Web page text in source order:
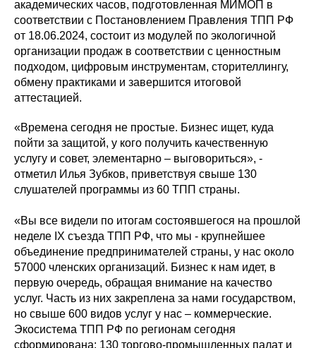
академических часов, подготовленная МИМОП в
соответствии с Постановлением Правления ТПП РФ
от 18.06.2024, состоит из модулей по экологичной
организации продаж в соответствии с ценностным
подходом, цифровым инструментам, сторителлингу,
обмену практиками и завершится итоговой
аттестацией.
«Времена сегодня не простые. Бизнес ищет, куда
пойти за защитой, у кого получить качественную
услугу и совет, элементарно – выговориться», -
отметил Илья Зубков, приветствуя свыше 130
слушателей программы из 60 ТПП страны.
«Вы все видели по итогам состоявшегося на прошлой
неделе IX съезда ТПП РФ, что мы - крупнейшее
объединение предпринимателей страны, у нас около
57000 членских организаций. Бизнес к нам идет, в
первую очередь, обращая внимание на качество
услуг. Часть из них закреплена за нами государством,
но свыше 600 видов услуг у нас – коммерческие.
Экосистема ТПП РФ по регионам сегодня
сформирована: 130 торгово-промышленных палат и